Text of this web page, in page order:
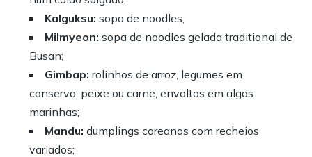
Kalguksu:sopa de noodles;
Milmyeon:sopa de noodles gelada traditional de
Busan;
Gimbap:rolinhos de arroz, legumes em
conserva, peixe ou carne, envoltos em algas
marinhas;
Mandu: dumplings coreanos com recheios
variados;